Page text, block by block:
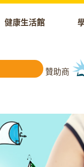
健康生活館
贊助商